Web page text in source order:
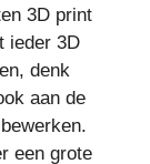
3D print
ieder 3D
denk
aan de
een grote